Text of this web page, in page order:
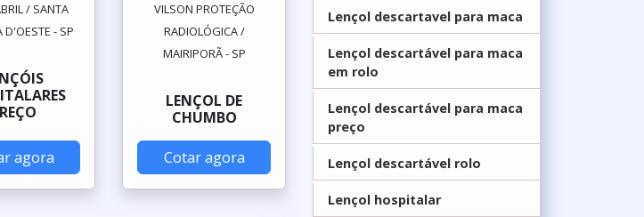
/ SANTA
D'OESTE - SP
agora
VILSON PROTEÇÃO
RADIOLÓGICA /
MAIRIPORÃ - SP
LENÇOL DE
CHUMBO
Cotar agora
Lençol descartavel para maca
Lençol descartável para maca
em rolo
Lençol descartável para maca
preço
Lençol descartável rolo
Lençol hospitalar